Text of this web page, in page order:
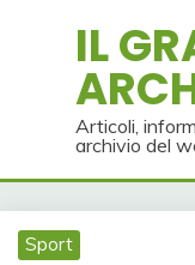
IL
Articoli,
archivio del
Sport